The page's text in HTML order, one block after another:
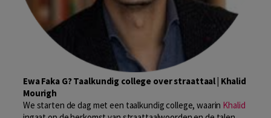
Ewa Faka G? Taalkundig college over straattaal | Khalid
Mourigh
We starten de dag met een taalkundig college, waarin Khalid